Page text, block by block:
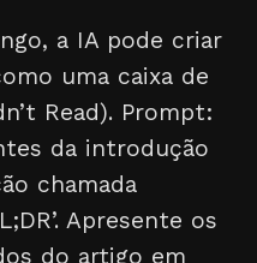
a IA pode criar
uma caixa de
Read). Prompt:
da introdução
chamada
Apresente os
do artigo em